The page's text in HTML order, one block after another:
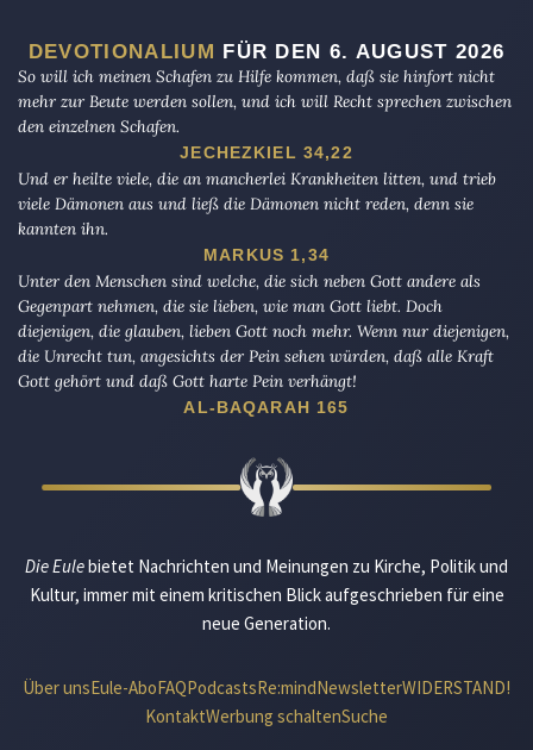
DEVOTIONALIUM
FÜR DEN 6. AUGUST 2026
So will ich meinen Schafen zu Hilfe kommen, daß sie hinfort nicht
mehr zur Beute werden sollen, und ich will Recht sprechen zwischen
den einzelnen Schafen.
JECHEZKIEL 34,22
Und er heilte viele, die an mancherlei Krankheiten litten, und trieb
viele Dämonen aus und ließ die Dämonen nicht reden, denn sie
kannten ihn.
MARKUS 1,34
Unter den Menschen sind welche, die sich neben Gott andere als
Gegenpart nehmen, die sie lieben, wie man Gott liebt. Doch
diejenigen, die glauben, lieben Gott noch mehr. Wenn nur diejenigen,
die Unrecht tun, angesichts der Pein sehen würden, daß alle Kraft
Gott gehört und daß Gott harte Pein verhängt!
AL-BAQARAH 165
Die Eulebietet Nachrichten und Meinungen zu Kirche, Politik und
Kultur, immer mit einem kritischen Blick aufgeschrieben für eine
neue Generation.
Über unsEule-AboFAQPodcastsRe:mindNewsletterWIDERSTAND!
KontaktWerbung schaltenSuche